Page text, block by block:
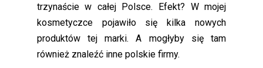
trzynaście w całej Polsce. Efekt? W mojej
kosmetyczce pojawiło się kilka nowych
produktów tej marki. A mogłyby się tam
również znaleźć inne polskie firmy.